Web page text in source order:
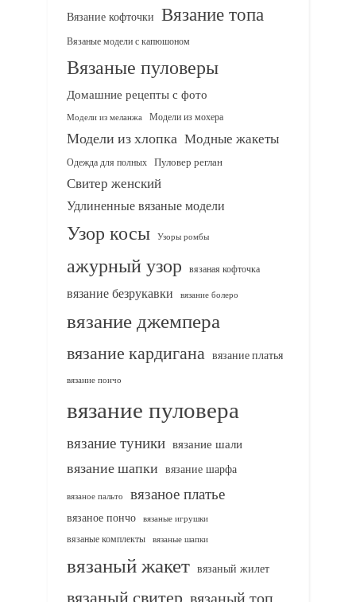
Вязание кофточки Вязание топа
Вязаные модели с капюшоном
Вязаные пуловеры
Домашние рецепты с фото
Модели из меланжа Модели из мохера
Модели из хлопка Модные жакеты
Одежда для полных Пуловер реглан
Свитер женский
Удлиненные вязаные модели
Узор косы Узоры ромбы
ажурный узор вязаная кофточка
вязание безрукавки вязание болеро
вязание джемпера
вязание кардигана вязание платья
вязание пончо
вязание пуловера
вязание туники вязание шали
вязание шапки вязание шарфа
вязаное пальто вязаное платье
вязаное пончо вязаные игрушки
вязаные комплекты
вязаные шапки
вязаный жакет вязаный жилет
вязаный свитер вязаный топ